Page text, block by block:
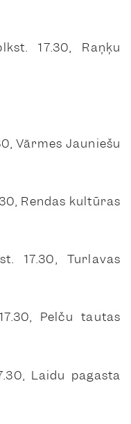
17.30, Raņķu
Vārmes Jauniešu
Rendas kultūras
17.30, Turlavas
Pelču tautas
Laidu pagasta